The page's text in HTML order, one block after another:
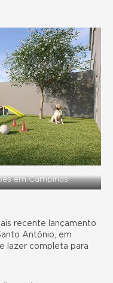
em Campinas
recente lançamento
Antônio, em
lazer completa para